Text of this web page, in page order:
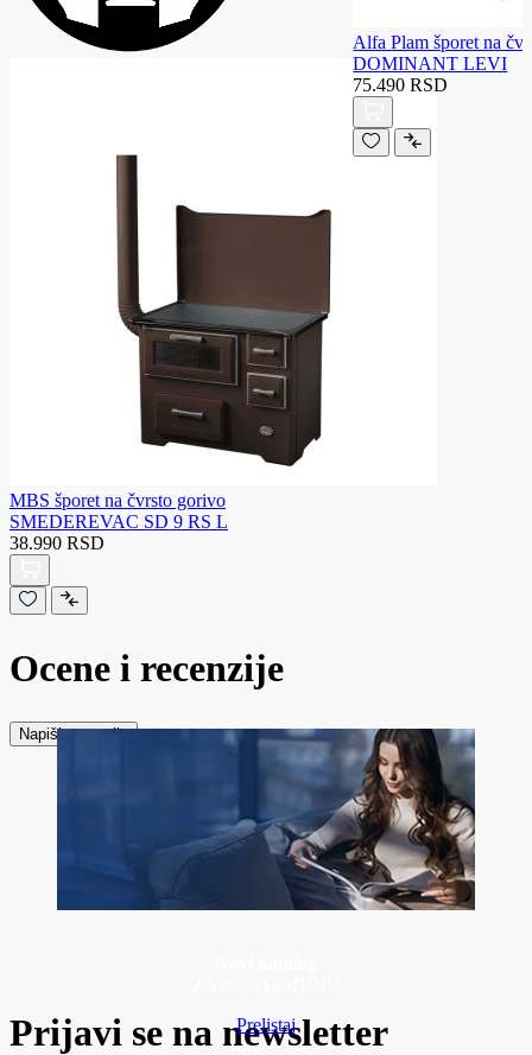
MBS šporet na čvrsto gorivo
SMEDEREVAC SD 9 RS L
38.990 RSD
Alfa Plam šporet na
DOMINANT LEVI
75.490 RSD
Ocene i recenzije
Napiši recenziju
Prelistaj
Prijavi se na newsletter